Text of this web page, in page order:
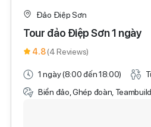
Đảo Điệp Sơn
Tour đảo Điệp Sơn 1 ngày
4.8(4 Reviews)
1 ngày (8:00 đến 18:00)
Biển đảo, Ghép đoàn,